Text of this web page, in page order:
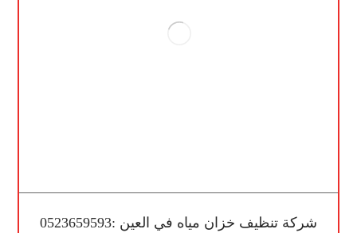
شركة تنظيف خزان مياه في العين :0523659593